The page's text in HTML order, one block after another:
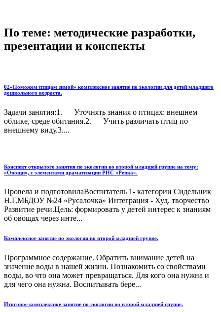
По теме: методические разработки,
презентации и конспекты
02«Поможем птицам зимой» комплексное занятие по экологии для детей младшего
дошкольного возраста.
Задачи занятия:1. Уточнять знания о птицах: внешнем
облике, среде обитания.2. Учить различать птиц по
внешнему виду.3....
Конспект открытого занятия по экологии во второй младшей группе на тему:
«Овощи», с элементами драматизации РНС «Репка».
Провела и подготовилаВоспитатель 1- категории Сидельник
Н.Г.МБДОУ №24 «Русалочка» Интеграция - Худ. творчество
Развитие речи.Цель: формировать у детей интерес к знаниям
об овощах через инте...
Комплексное занятие по экологии во второй младшей группе.
Программное содержание. Обратить внимание детей на
значение воды в нашей жизни. Познакомить со свойствами
воды, во что она может превращаться. Для кого она нужна и
для чего она нужна. Воспитывать бере...
Итоговое комплексное занятие по экологии во второй младшей группе.